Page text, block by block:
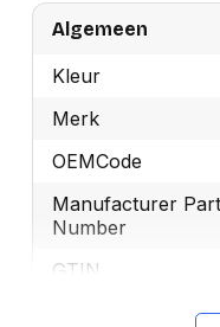
Algemeen
Kleur
Merk
OEMCode
Manufacturer Part
Number
GTIN